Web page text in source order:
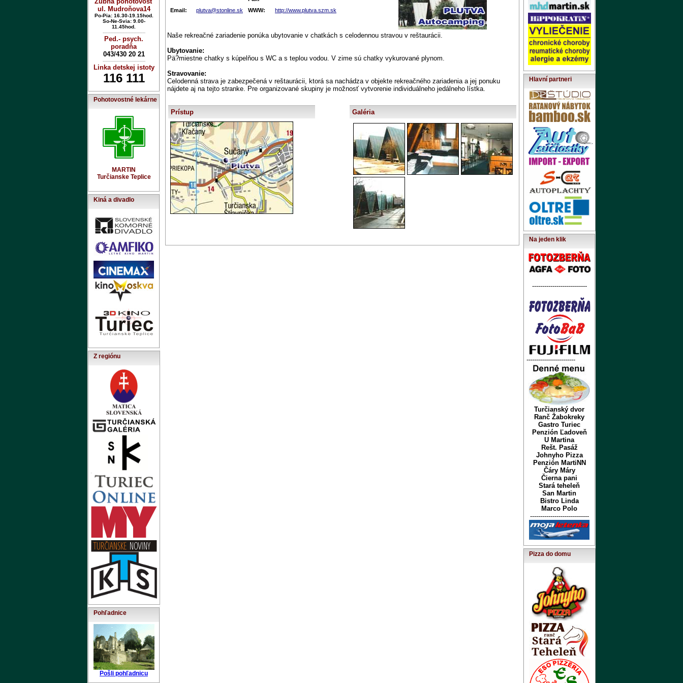
ul. Mudroňova14
Po-Pia: 16.30-19.15hod.
So-Ne-Svia: 9.00-
11.45hod.
----------------------------
Ped.- psych.
poradňa
043/430 20 21
----------------------------
Linka detskej istoty
116 111
Pohotovostné lekárne
MARTIN
Turčianske Teplice
Kiná a divadlo
Z regiónu
Pohľadnice
Pošli pohľadnicu
Email:
plutva@stonline.sk WWW: http://www.plutva.szm.sk
Naše rekreačné zariadenie ponúka ubytovanie v chatkách s celodennou stravou v reštaurácii.
Ubytovanie:
Pä?miestne chatky s kúpelňou s WC a s teplou vodou. V zime sú chatky vykurované plynom.
Stravovanie:
Celodenná strava je zabezpečená v reštaurácii, ktorá sa nachádza v objekte rekreačného zariadenia a jej ponuku
nájdete aj na tejto stranke. Pre organizované skupiny je možnosť vytvorenie individuálneho jedálneho lístka.
Prístup Galéria
Hlavní partneri
Na jeden klik
---------------------------
------------------------
Turčianský dvor
Ranč Žabokreky
Gastro Turiec
Penzión Ľadoveň
U Martina
Rešt. Pasáž
Johnyho Pizza
Penzión MartiNN
Čáry Máry
Čierna pani
Stará teheleň
San Martin
Bistro Linda
Marco Polo
-----------------------------
Pizza do domu